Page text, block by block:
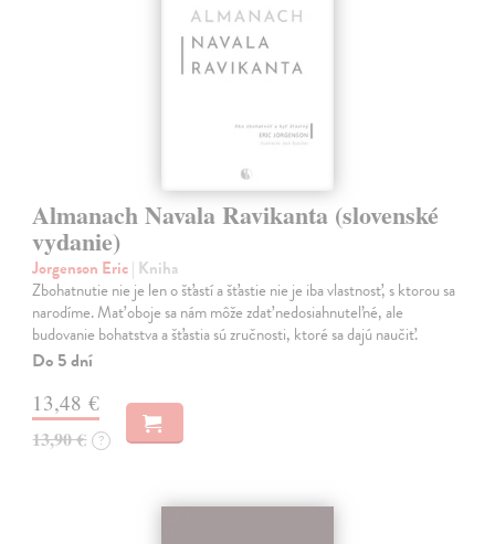
Almanach Navala Ravikanta (slovenské
vydanie)
Jorgenson Eric| Kniha
Zbohatnutie nie je len o šťastí a šťastie nie je iba vlastnosť, s ktorou sa
narodíme. Mať oboje sa nám môže zdať nedosiahnuteľné, ale
budovanie bohatstva a šťastia sú zručnosti, ktoré sa dajú naučiť.
Do 5 dní
13,48 €
13,90 € ?